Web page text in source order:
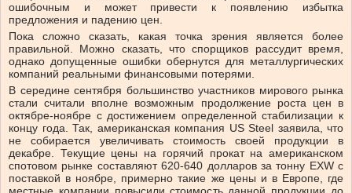
ошибочным и может привести к появлению избытка
предложения и падению цен.
Пока сложно сказать, какая точка зрения является более
правильной. Можно сказать, что спорщиков рассудит время,
однако допущенные ошибки обернутся для металлургических
компаний реальными финансовыми потерями.
В середине сентября большинство участников мирового рынка
стали считали вполне возможным продолжение роста цен в
октябре-ноябре с достижением определенной стабилизации к
концу года. Так, американская компания US Steel заявила, что
не собирается увеличивать стоимость своей продукции в
декабре. Текущие цены на горячий прокат на американском
спотовом рынке составляют 620-640 долларов за тонну EXW с
поставкой в ноябре, примерно такие же цены и в Европе, где